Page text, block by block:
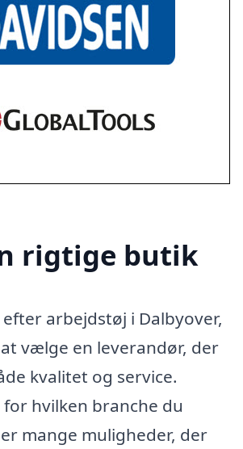
rigtige butik
arbejdstøj i Dalbyover,
vælge en leverandør, der
kvalitet og service.
hvilken branche du
mange muligheder, der